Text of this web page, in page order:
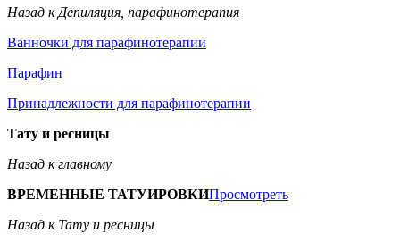
Назад к Депиляция, парафинотерапия
Ванночки для парафинотерапии
Парафин
Принадлежности для парафинотерапии
Тату и ресницы
Назад к главному
ВРЕМЕННЫЕ ТАТУИРОВКИПросмотреть
Назад к Тату и ресницы